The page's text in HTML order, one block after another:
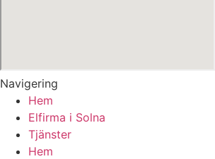
Navigering
Hem
Elfirma i Solna
Tjänster
Hem